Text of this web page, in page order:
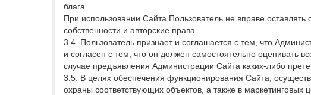
блага.
При использовании Сайта Пользователь не вправе
собственности и авторские права.
3.4. Пользователь признает и соглашается с тем, что
и согласен с тем, что он должен самостоятельно оценивать
случае предъявления Администрации Сайта каких-либо
3.5. В целях обеспечения функционирования Сайта,
охраны соответствующих объектов, а также в